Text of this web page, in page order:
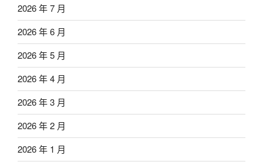
2026 年 7 月
2026 年 6 月
2026 年 5 月
2026 年 4 月
2026 年 3 月
2026 年 2 月
2026 年 1 月